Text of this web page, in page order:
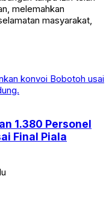
melemahkan
masyarakat,
1.380 Personel
Final Piala